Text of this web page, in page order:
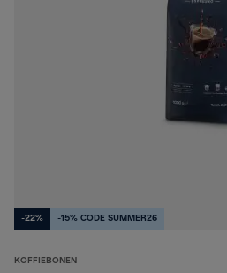
-22% -15% CODE SUMMER26
KOFFIEBONEN